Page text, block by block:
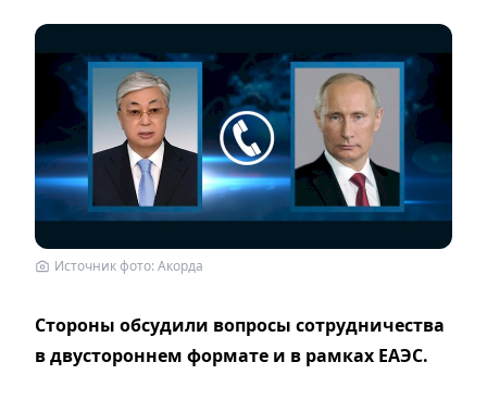
Источник фото: Акорда
Стороны обсудили вопросы сотрудничества
в двустороннем формате и в рамках ЕАЭС.